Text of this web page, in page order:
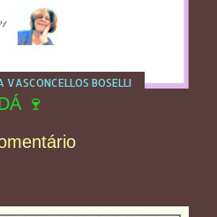
VASCONCELLOS BOSELLI
🍷